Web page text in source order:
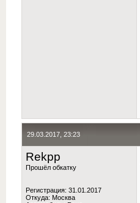
29.03.2017, 23:23
Rekpp
Прошёл обкатку
Регистрация: 31.01.2017
Откуда: Москва